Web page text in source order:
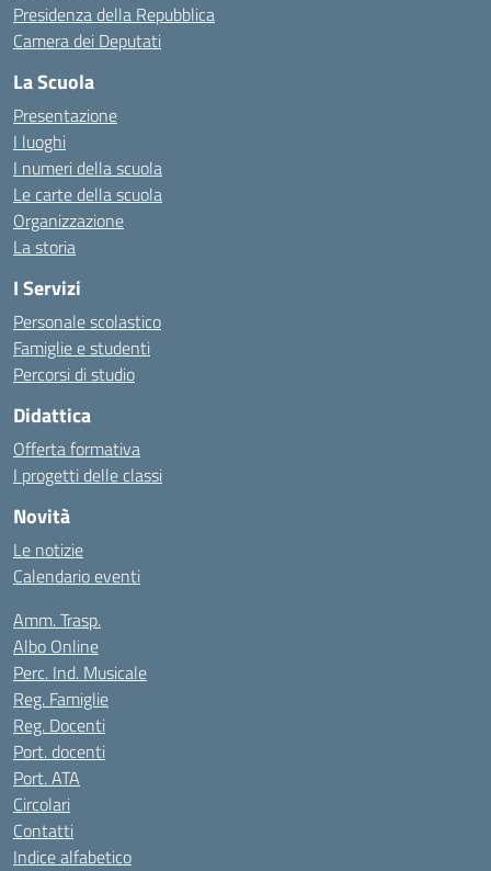
Presidenza della Repubblica
Camera dei Deputati
La Scuola
Presentazione
I luoghi
I numeri della scuola
Le carte della scuola
Organizzazione
La storia
I Servizi
Personale scolastico
Famiglie e studenti
Percorsi di studio
Didattica
Offerta formativa
I progetti delle classi
Novità
Le notizie
Calendario eventi
Amm. Trasp.
Albo Online
Perc. Ind. Musicale
Reg. Famiglie
Reg. Docenti
Port. docenti
Port. ATA
Circolari
Contatti
Indice alfabetico